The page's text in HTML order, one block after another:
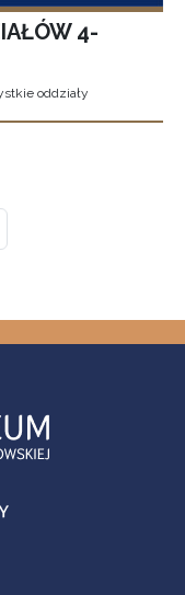
4-
oddziały
strona